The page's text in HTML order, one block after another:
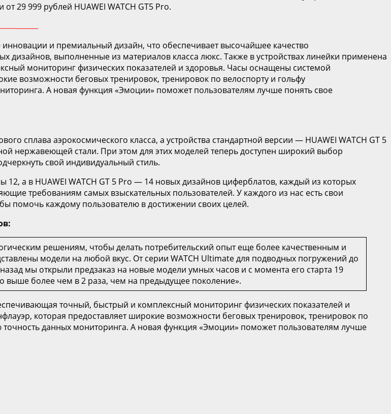
29 999 рублей HUAWEI WATCH GT5 Pro.
и премиальный дизайн, что обеспечивает высочайшее качество
дизайнов, выполненные из материалов класса люкс. Также в устройствах линейки применена
мониторинг физических показателей и здоровья. Часы оснащены системой
возможности беговых тренировок, тренировок по велоспорту и гольфу
А новая функция «Эмоции» поможет пользователям лучше понять свое
сплава аэрокосмического класса, а устройства стандартной версии — HUAWEI WATCH GT 5
нержавеющей стали. При этом для этих моделей теперь доступен широкий выбор
свой индивидуальный стиль.
12, а в HUAWEI WATCH GT 5 Pro — 14 новых дизайнов циферблатов, каждый из которых
требованиям самых взыскательных пользователей. У каждого из нас есть свои
помочь каждому пользователю в достижении своих целей.
решениям, чтобы делать потребительский опыт еще более качественным и
модели на любой вкус. От серии WATCH Ultimate для подводных погружений до
мы открыли предзаказ на новые модели умных часов и с момента его старта 19
выше более чем в 2 раза, чем на предыдущее поколение».
точный, быстрый и комплексный мониторинг физических показателей и
которая предоставляет широкие возможности беговых тренировок, тренировок по
данных мониторинга. А новая функция «Эмоции» поможет пользователям лучше